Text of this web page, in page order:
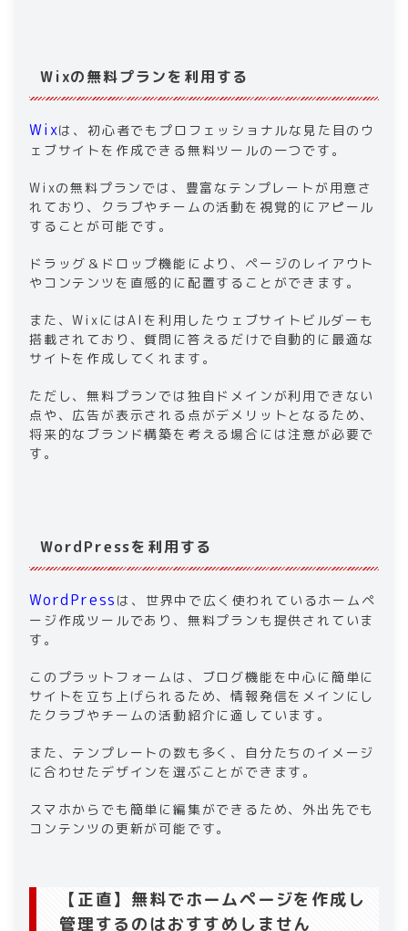
Wixの無料プランを利用する
Wixは、初心者でもプロフェッショナルな見た目のウ
ェブサイトを作成できる無料ツールの一つです。
Wixの無料プランでは、豊富なテンプレートが用意さ
れており、クラブやチームの活動を視覚的にアピール
することが可能です。
ドラッグ＆ドロップ機能により、ページのレイアウト
やコンテンツを直感的に配置することができます。
また、WixにはAIを利用したウェブサイトビルダーも
搭載されており、質問に答えるだけで自動的に最適な
サイトを作成してくれます。
ただし、無料プランでは独自ドメインが利用できない
点や、広告が表示される点がデメリットとなるため、
将来的なブランド構築を考える場合には注意が必要で
す。
WordPressを利用する
WordPress は、世界中で広く使われているホームペ
ージ作成ツールであり、無料プランも提供されていま
す。
このプラットフォームは、ブログ機能を中心に簡単に
サイトを立ち上げられるため、情報発信をメインにし
たクラブやチームの活動紹介に適しています。
また、テンプレートの数も多く、自分たちのイメージ
に合わせたデザインを選ぶことができます。
スマホからでも簡単に編集ができるため、外出先でも
コンテンツの更新が可能です。
【正直】無料でホームページを作成し
管理するのはおすすめしません